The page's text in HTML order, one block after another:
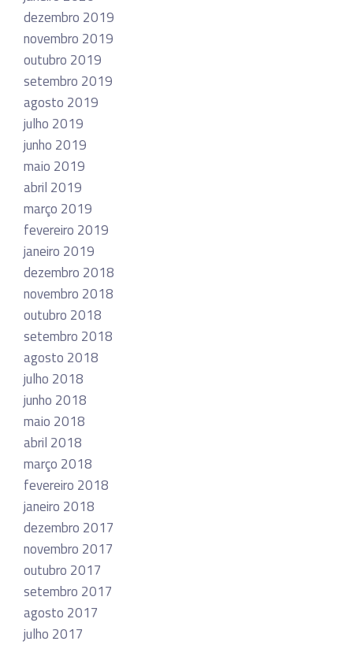
dezembro 2019
novembro 2019
outubro 2019
setembro 2019
agosto 2019
julho 2019
junho 2019
maio 2019
abril 2019
março 2019
fevereiro 2019
janeiro 2019
dezembro 2018
novembro 2018
outubro 2018
setembro 2018
agosto 2018
julho 2018
junho 2018
maio 2018
abril 2018
março 2018
fevereiro 2018
janeiro 2018
dezembro 2017
novembro 2017
outubro 2017
setembro 2017
agosto 2017
julho 2017